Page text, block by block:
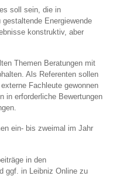
soll sein, die in
Energiewende
konstruktiv, aber
Themen Beratungen mit
Als Referenten sollen
Fachleute gewonnen
in erforderliche Bewertungen
ein- bis zweimal im Jahr
in den
ggf. in Leibniz Online zu